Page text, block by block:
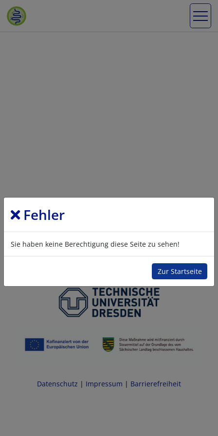
Fehler
Sie haben keine Berechtigung diese Seite zu sehen!
Zur Startseite
Datenschutz | Impressum | Barrierefreiheit